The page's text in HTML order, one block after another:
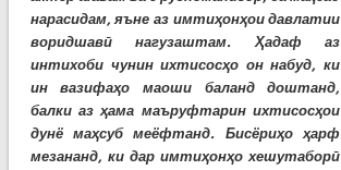
нарасидам, яъне аз имтиҳонҳои давлатии
воридшавӣ нагузаштам. Ҳадаф аз
интихоби чунин ихтисосҳо он набуд, ки
ин вазифаҳо маоши баланд доштанд,
балки аз ҳама маъруфтарин ихтисосҳои
дунё маҳсуб меёфтанд. Бисёриҳо ҳарф
мезананд, ки дар имтиҳонҳо хешутаборӣ